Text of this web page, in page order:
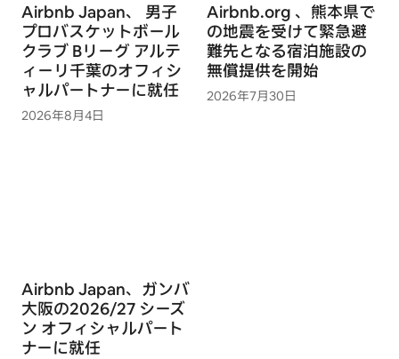
Airbnb Japan、 男子
プロバスケットボール
クラブ Bリーグ アルテ
ィーリ千葉のオフィシ
ャルパートナーに就任
2026年8月4日
Airbnb.org 、熊本県で
の地震を受けて緊急避
難先となる宿泊施設の
無償提供を開始
2026年7月30日
Airbnb Japan、ガンバ
大阪の2026/27 シーズ
ン オフィシャルパート
ナーに就任